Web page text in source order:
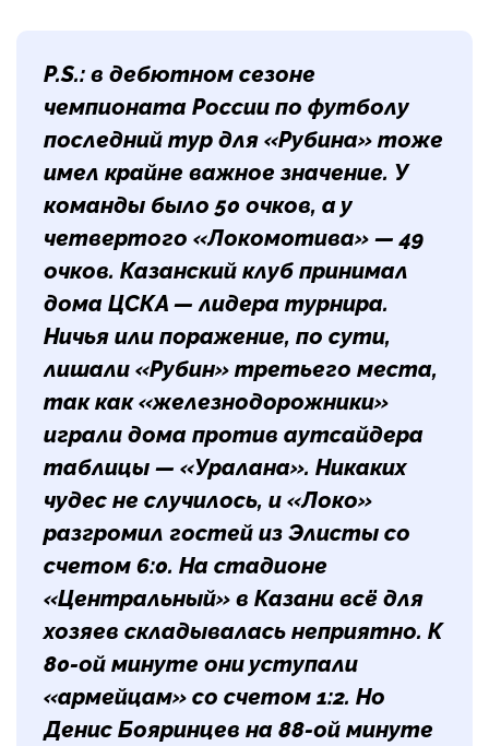
P.S.: в дебютном сезоне
чемпионата России по футболу
последний тур для «Рубина» тоже
имел крайне важное значение. У
команды было 50 очков, а у
четвертого «Локомотива» — 49
очков. Казанский клуб принимал
дома ЦСКА — лидера турнира.
Ничья или поражение, по сути,
лишали «Рубин» третьего места,
так как «железнодорожники»
играли дома против аутсайдера
таблицы — «Уралана». Никаких
чудес не случилось, и «Локо»
разгромил гостей из Элисты со
счетом 6:0. На стадионе
«Центральный» в Казани всё для
хозяев складывалась неприятно. К
80-ой минуте они уступали
«армейцам» со счетом 1:2. Но
Денис Бояринцев на 88-ой минуте